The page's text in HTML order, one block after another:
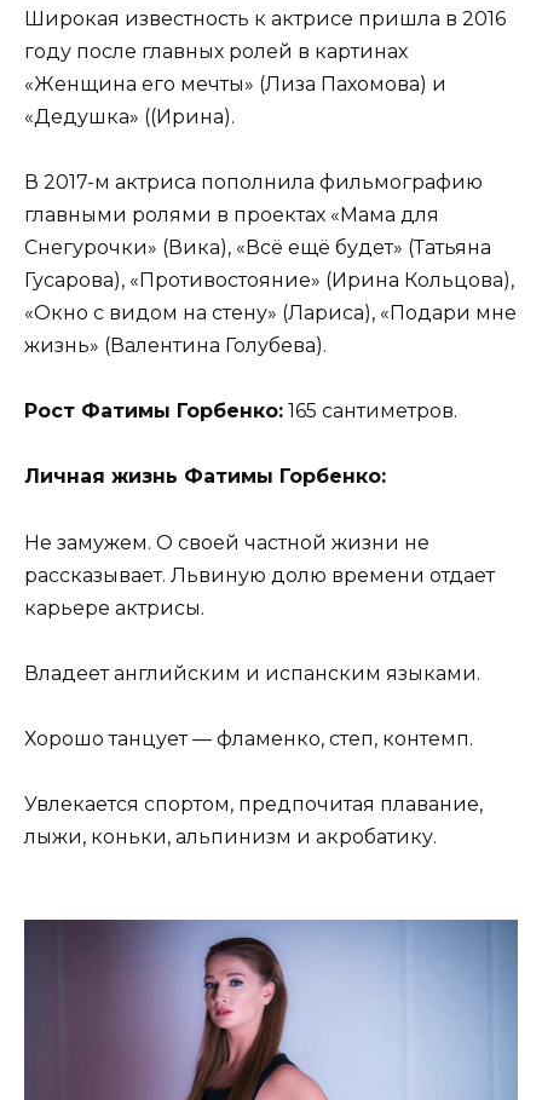
Широкая известность к актрисе пришла в 2016
году после главных ролей в картинах
«Женщина его мечты» (Лиза Пахомова) и
«Дедушка» ((Ирина).
В 2017-м актриса пополнила фильмографию
главными ролями в проектах «Мама для
Снегурочки» (Вика), «Всё ещё будет» (Татьяна
Гусарова), «Противостояние» (Ирина Кольцова),
«Окно с видом на стену» (Лариса), «Подари мне
жизнь» (Валентина Голубева).
Рост Фатимы Горбенко: 165 сантиметров.
Личная жизнь Фатимы Горбенко:
Не замужем. О своей частной жизни не
рассказывает. Львиную долю времени отдает
карьере актрисы.
Владеет английским и испанским языками.
Хорошо танцует — фламенко, степ, контемп.
Увлекается спортом, предпочитая плавание,
лыжи, коньки, альпинизм и акробатику.